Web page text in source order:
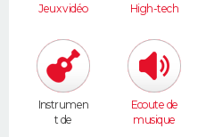
Jeux vidéo High-tech
Instrumen
t de
Ecoute de
musique